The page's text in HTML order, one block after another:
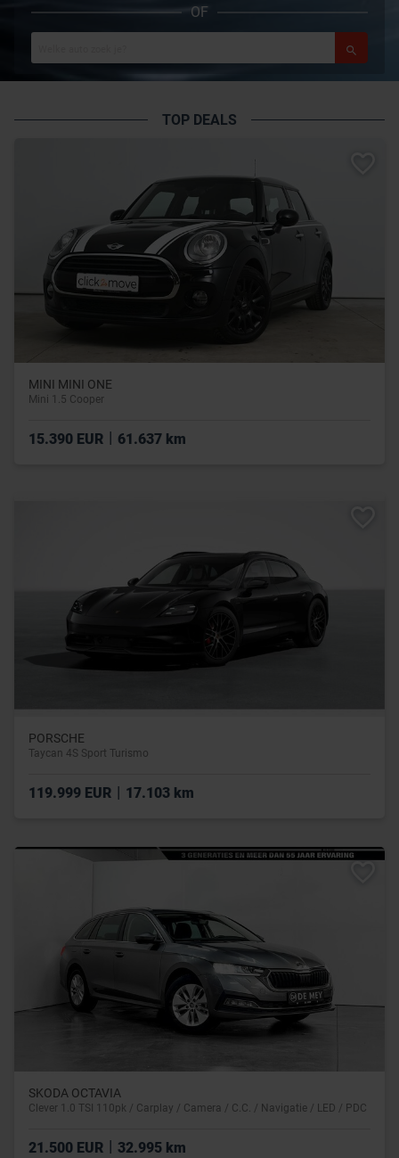
OF
TOP DEALS
MINI MINI ONE
Mini 1.5 Cooper
15.390 EUR 61.637 km
PORSCHE
Taycan 4S Sport Turismo
119.999 EUR | 17.103 km
SKODA OCTAVIA
Clever 1.0 TSI 110pk / Carplay / Camera / C.C. / Navigatie / LED / PDC
21.500 EUR 32.995 km